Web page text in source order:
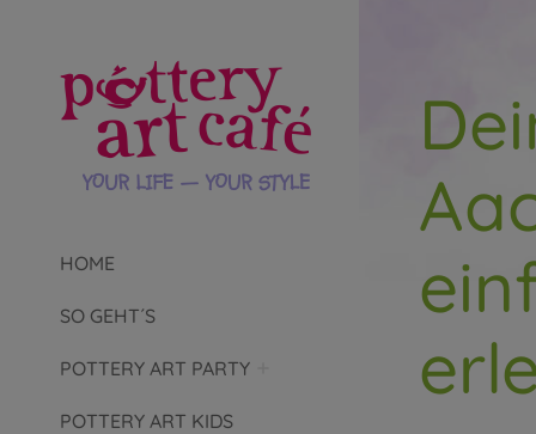
HOME
SO GEHT´S
POTTERY ART PARTY
POTTERY ART KIDS